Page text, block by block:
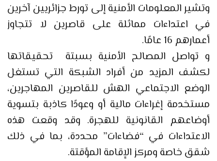
وتشير المعلومات الأمنية إلى تورط جزائريين آخرين
في اعتداءات مماثلة على قاصرين لا تتجاوز
أعمارهم 16 عامًا.
و تواصل المصالح الأمنية بسبتة تحقيقاتها
لكشف المزيد من أفراد الشبكة التي تستغل
الوضع الاجتماعي الهش للقاصرين المهاجرين،
مستخدمة إغراءات مالية أو وعودًا كاذبة بتسوية
أوضاعهم القانونية للهجرة. وقد وقعت هذه
الاعتداءات في “فضاءات” محددة، بما في ذلك
شقق خاصة ومركز الإقامة المؤقتة.